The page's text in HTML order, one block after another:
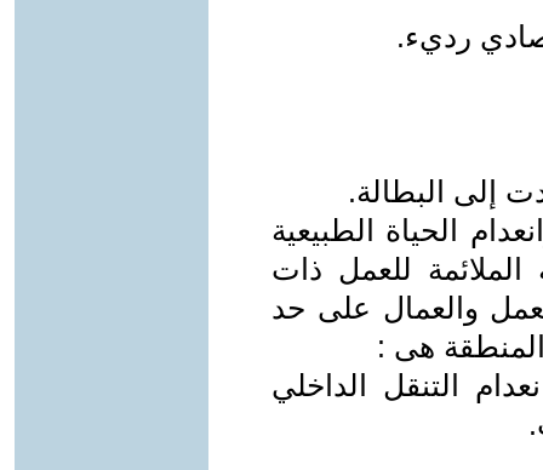
رديء.
إلى البطالة.
الحياة الطبيعية
الملائمة للعمل ذات
والعمال على حد
هى :
التنقل الداخلي